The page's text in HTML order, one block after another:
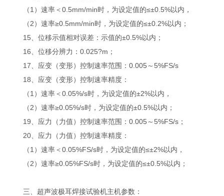
（1）速率＜0.5mm/min时，为设定值的≤±0.5%以内，
（2）速率≥0.5mm/min时，为设定值的≤±0.2%以内；
15、位移示值相对误差：示值的±0.5%以内；
16、位移分辨力：0.025?m；
17、应变（变形）控制速率范围：0.005～5%FS/s
18、应变（变形）控制速率精度：
（1）速率＜0.05%/s时，为设定值的±2%以内，
（2）速率≥0.05%/s时，为设定值的±0.5%以内；
19、应力（力值）控制速率范围：0.005～5%FS/s；
20、应力（力值）控制速率精度：
（1）速率＜0.05%FS/s时，为设定值的≤±2%以内，
（2）速率≥0.05%FS/s时，为设定值的≤±0.5%以内；
三、超声波极耳焊接试验机主机参数：